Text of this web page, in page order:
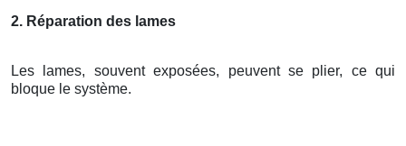
2. Réparation des lames
Les lames, souvent exposées, peuvent se plier, ce qui
bloque le système.